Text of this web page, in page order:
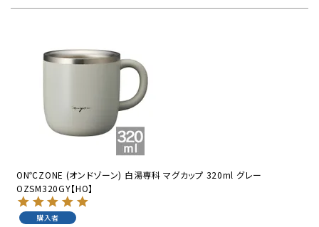
ON℃ZONE (オンドゾーン) 白湯専科 マグカップ 320ml グレー
OZSM320GY【HO】
購入者